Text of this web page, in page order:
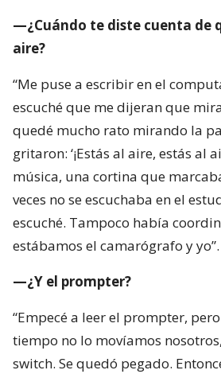
—¿Cuándo te diste cuenta de
aire?
“Me puse a escribir en el
escuché que me dijeran que
quedé mucho rato mirando la
gritaron: ‘¡Estás al aire, estás al
música, una cortina que
veces no se escuchaba en el
escuché. Tampoco había
estábamos el camarógrafo y yo”.
—¿Y el prompter?
“Empecé a leer el prompter,
tiempo no lo movíamos
switch. Se quedó pegado.